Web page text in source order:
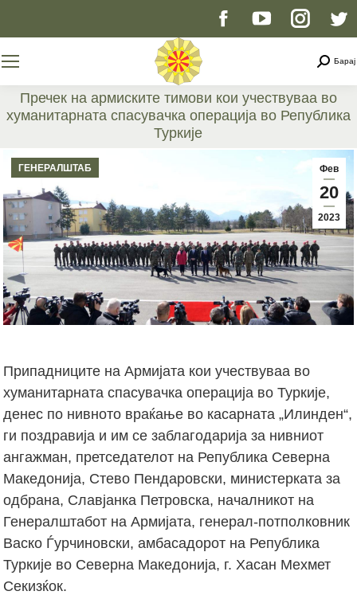
Facebook
opens
window
YouTube
opens
new
window
page
opens
new
window
Барај
Пречек на армиските тимови кои учествуваа во
хуманитарната спасувачка операција во Република
Туркије
You are here:
Фев
20
2023
ГЕНЕРАЛШТАБ
Припадниците на Армијата кои учествуваа во
хуманитарната спасувачка операција во Туркије,
денес по нивното враќање во касарната „Илинден“,
ги поздравија и им се заблагодарија за нивниот
ангажман, претседателот на Република Северна
Македонија, Стево Пендаровски, министерката за
одбрана, Славјанка Петровска, началникот на
Генералштабот на Армијата, генерал-потполковник
Васко Ѓурчиновски, амбасадорот на Република
Туркије во Северна Македонија, г. Хасан Мехмет
Секизќок.